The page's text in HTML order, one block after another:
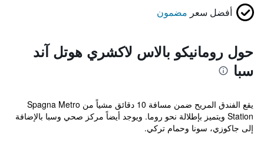
أفضل سعر مضمون
حول رومانيكو بالاس لاكشري هوتل آند
سبا
يقع الفندق المريح ضمن مسافة 10 دقائق مشياً من Spagna Metro
Station ويتميز بإطلالة نحو روما. ويوجد أيضاً مركز صحي وسبا بالإضافة
إلى جاكوزي، سونا وحمام تركي.